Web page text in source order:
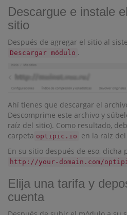
Descargue e instale
sitio
Después de agregar el sitio al
Descargar módulo .
Ahí tienes que descargar el
Descomprime este archivo y
raíz del sitio). Como resultado,
carpeta optipic.io
en la raíz
En su sitio después de eso, dicha
http://your-domain.com/
Elija una tarifa y
cuenta